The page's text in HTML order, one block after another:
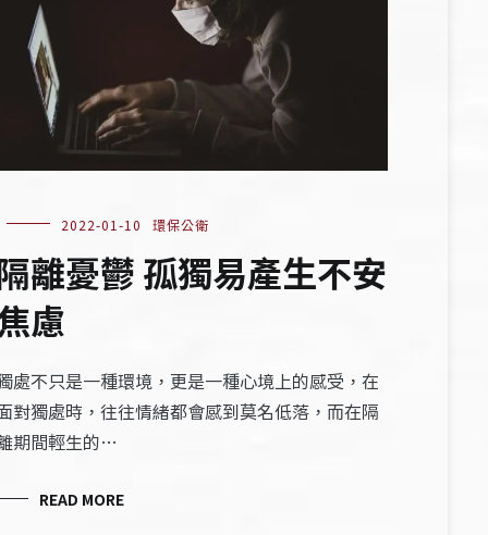
2022-01-10 環保公衛
離憂鬱 孤獨易產生不安
慮
處不只是一種環境，更是一種心境上的感受，在
對獨處時，往往情緒都會感到莫名低落，而在隔
期間輕生的…
READ MORE